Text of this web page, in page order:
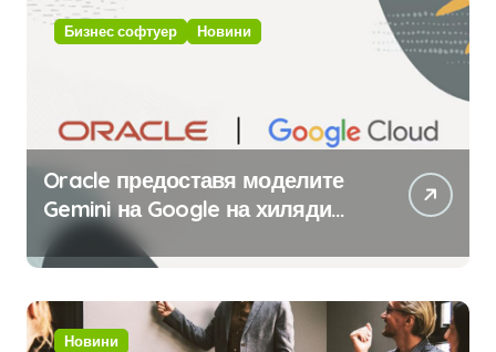
Бизнес софтуер Новини
Oracle предоставя моделите
Gemini на Google на хиляди
клиенти на бизнес
приложения
Новини